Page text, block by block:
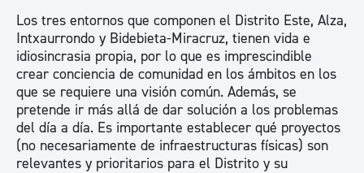
Los tres entornos que componen el Distrito Este, Alza,
Intxaurrondo y Bidebieta-Miracruz, tienen vida e
idiosincrasia propia, por lo que es imprescindible
crear conciencia de comunidad en los ámbitos en los
que se requiere una visión común. Además, se
pretende ir más allá de dar solución a los problemas
del día a día. Es importante establecer qué proyectos
(no necesariamente de infraestructuras físicas) son
relevantes y prioritarios para el Distrito y su